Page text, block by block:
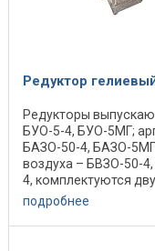
Редуктор
Редукторы
БУО-5-4, БУО-5МГ;
БАЗО-50-4, БАЗО-
воздуха – БВЗО-50-
4, комплектуются
подробнее